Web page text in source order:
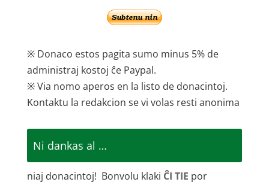
※ Donaco estos pagita sumo minus 5% de
administraj kostoj ĉe Paypal.
※ Via nomo aperos en la listo de donacintoj.
Kontaktu la redakcion se vi volas resti anonima
Ni dankas al …
niaj donacintoj! Bonvolu klaki ĈI TIE por